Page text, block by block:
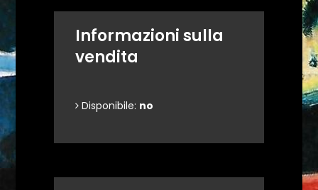
Informazioni sulla
vendita
Disponibile: no